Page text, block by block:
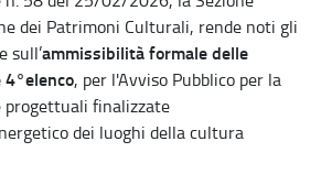
dei Patrimoni Culturali, rende noti gli
sull’ammissibilità formale delle
, per l'Avviso Pubblico per la
progettuali finalizzate
dei luoghi della cultura